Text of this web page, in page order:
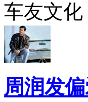
车友文化
周润发